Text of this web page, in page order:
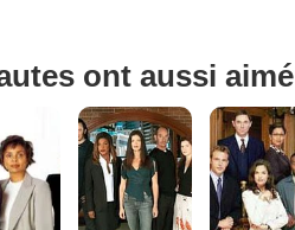
ont aussi aimé